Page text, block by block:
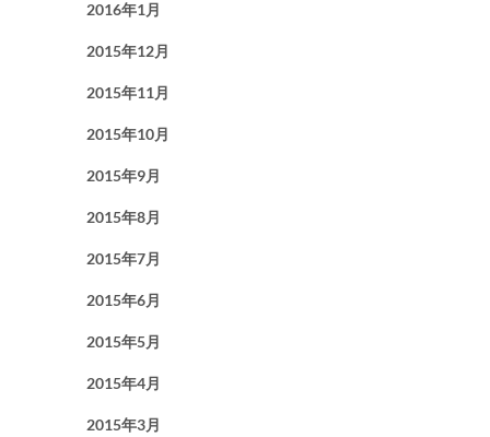
2016年1月
2015年12月
2015年11月
2015年10月
2015年9月
2015年8月
2015年7月
2015年6月
2015年5月
2015年4月
2015年3月